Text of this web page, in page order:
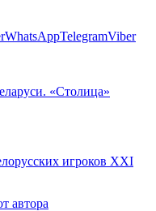
WhatsAppTelegramViber
«Столица»
игроков XXI
автора